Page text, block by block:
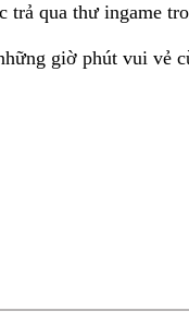
trả qua thư ingame
giờ phút vui vẻ